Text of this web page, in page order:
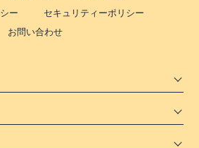
ー
セキュリティーポリシー
お問い合わせ